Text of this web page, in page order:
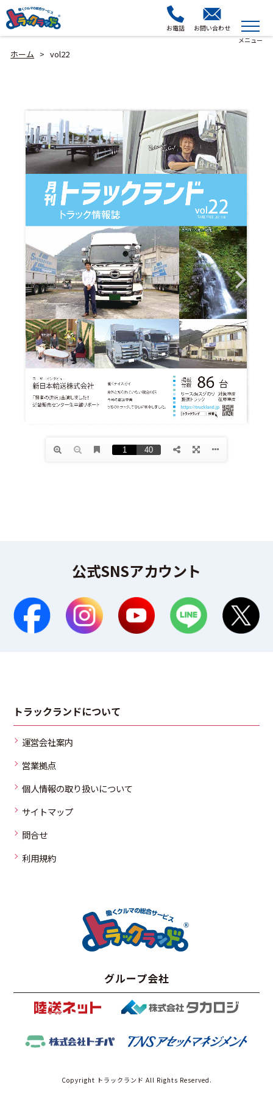
お電話 お問い合わせ
ホーム > vol22
公式SNSアカウント
トラックランドについて
運営会社案内
営業拠点
個人情報の取り扱いについて
サイトマップ
問合せ
利用規約
グループ会社
Copyright トラックランド All Rights Reserved.